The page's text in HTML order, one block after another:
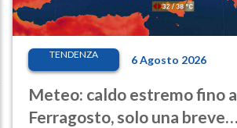
TENDENZA 6 Agosto 2026
Meteo: caldo estremo fino a
Ferragosto, solo una breve